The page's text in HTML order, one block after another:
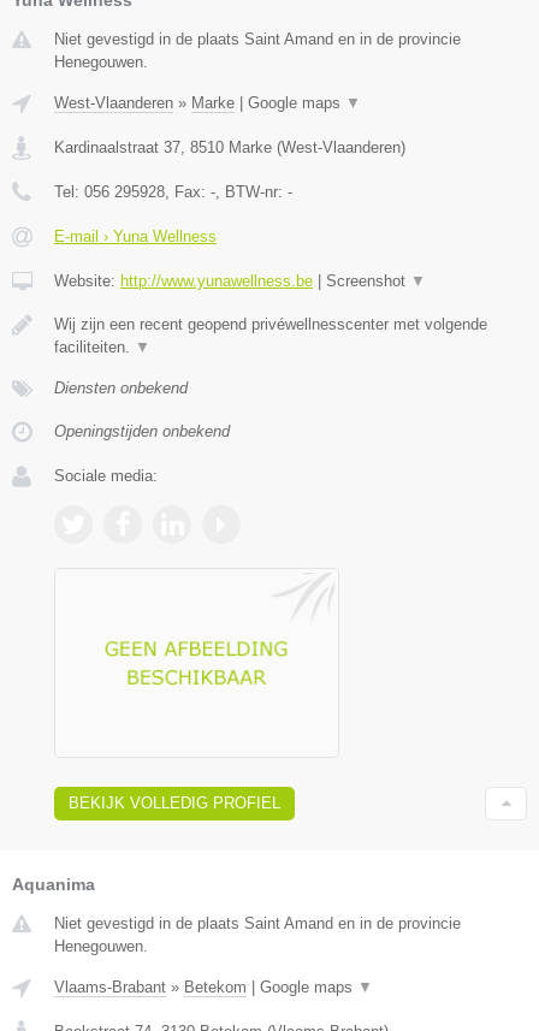
Niet gevestigd in de plaats Saint Amand en in de provincie
Henegouwen.
West-Vlaanderen » Marke | Google maps ▼
Kardinaalstraat 37 8510 Marke (West-Vlaanderen)
Tel: 056 295928 , Fax: - , BTW-nr: -
E-mail › Yuna Wellness
Website: http://www.yunawellness.be | Screenshot ▼
Wij zijn een recent geopend privéwellnesscenter met volgende
faciliteiten.
▼
Diensten onbekend
Openingstijden onbekend
Sociale media:
BEKIJK VOLLEDIG PROFIEL
Aquanima
Niet gevestigd in de plaats Saint Amand en in de provincie
Henegouwen.
Vlaams-Brabant » Betekom Google maps ▼